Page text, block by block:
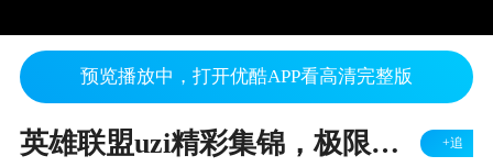
预览播放中，打开优酷APP看高清完整版
英雄联盟uzi精彩集锦，极限操作1V2，这样的走A我这辈子是学不会了 +追